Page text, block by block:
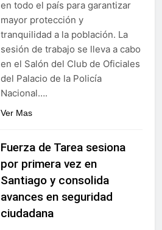
Alejandro Fernández W.
termina gestión en la
Superintendencia de
Bancos
6 Días Ago
en todo el país para garantizar
mayor protección y
tranquilidad a la población. La
sesión de trabajo se lleva a cabo
en el Salón del Club de Oficiales
del Palacio de la Policía
Nacional….
Ver Mas
Fuerza de Tarea sesiona
por primera vez en
Santiago y consolida
avances en seguridad
ciudadana